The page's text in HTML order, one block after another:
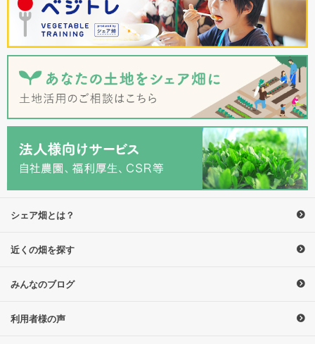
シェア畑とは？
近くの畑を探す
みんなのブログ
利用者様の声